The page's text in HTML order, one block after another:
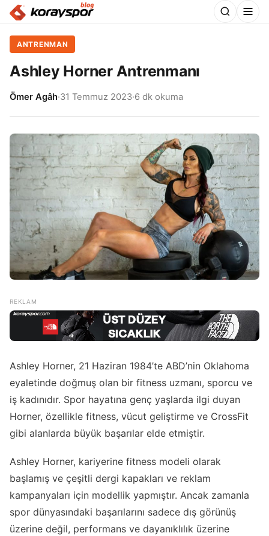
ANTRENMAN
Ashley Horner Antrenmanı
Ömer Agâh·31 Temmuz 2023·6 dk okuma
Ashley Horner, 21 Haziran 1984’te ABD’nin Oklahoma
eyaletinde doğmuş olan bir fitness uzmanı, sporcu ve
iş kadınıdır. Spor hayatına genç yaşlarda ilgi duyan
Horner, özellikle fitness, vücut geliştirme ve CrossFit
gibi alanlarda büyük başarılar elde etmiştir.
Ashley Horner, kariyerine fitness modeli olarak
başlamış ve çeşitli dergi kapakları ve reklam
kampanyaları için modellik yapmıştır. Ancak zamanla
spor dünyasındaki başarılarını sadece dış görünüş
üzerine değil, performans ve dayanıklılık üzerine